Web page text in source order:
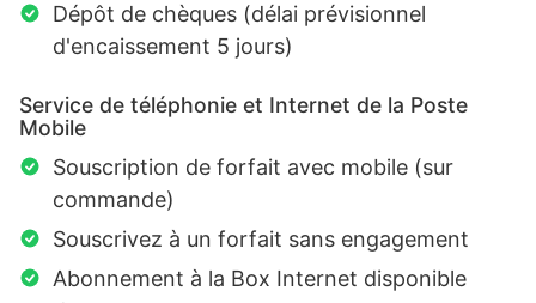
Dépôt de chèques (délai prévisionnel
d'encaissement 5 jours)
Service de téléphonie et Internet de la Poste
Mobile
Souscription de forfait avec mobile (sur
commande)
Souscrivez à un forfait sans engagement
Abonnement à la Box Internet disponible